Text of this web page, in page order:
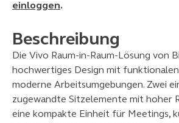
einloggen.
Beschreibung
Die Vivo Raum-in-Raum-Lösung von
hochwertiges Design mit
moderne Arbeitsumgebungen. Zwei
zugewandte Sitzelemente mit hoher
eine kompakte Einheit für Meetings,